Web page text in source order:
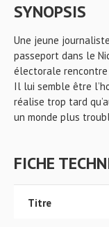
SYNOPSIS
Une jeune
passeport dans le
électorale rencontre
Il lui semble être
réalise trop tard
un monde plus
FICHE
Titre